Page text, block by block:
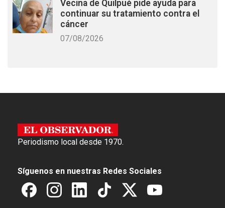
Vecina de Quilpué pide ayuda para
continuar su tratamiento contra el
cáncer
07/08/2026
Periodismo local desde 1970.
Síguenos en nuestras Redes Sociales